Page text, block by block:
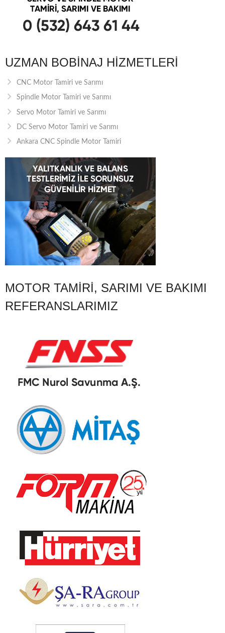
UZMAN BOBINAJ HIZMETLERI
CNC Motor Tamiri ve Sarımı
Spindle Motor Tamiri ve Sarımı
Servo Motor Tamiri ve Sarımı
DC Servo Motor Tamiri ve Sarımı
Ankara CNC Spindle Motor Tamiri
MOTOR TAMIRI, SARIMI VE BAKIMI
REFERANSLARIMIZ